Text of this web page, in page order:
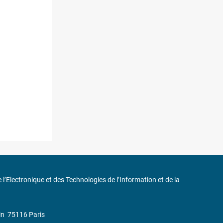
l’Electronique et des Technologies de l’Information et de la
75116 Paris